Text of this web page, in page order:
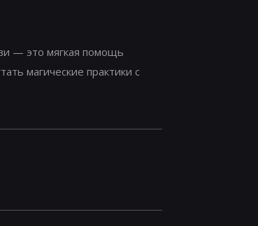
— это мягкая помощь
магические практики с